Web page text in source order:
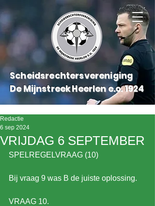
Scheidsrechtersvereniging
De Mijnstreek Heerlen e.o.1924
VRIJDAG 6 SEPTEMBER
Redactie
6 sep 2024
SPELREGELVRAAG (10)
Bij vraag 9 was B de juiste oplossing.
VRAAG 10.